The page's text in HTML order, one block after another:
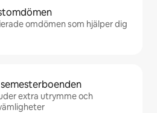
omdömen som hjälper dig
extra utrymme och